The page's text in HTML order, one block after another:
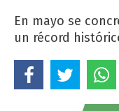
En mayo se
un récord